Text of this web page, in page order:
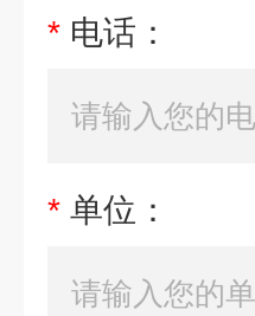
* 电话：
* 单位：